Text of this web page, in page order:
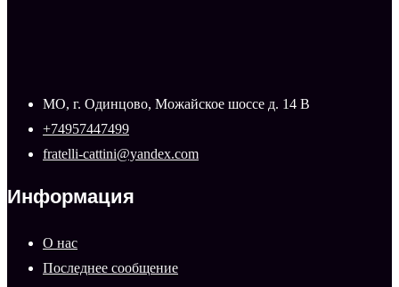
МО, г. Одинцово, Можайское шоссе д. 14 В
+74957447499
fratelli-cattini@yandex.com
Информация
О нас
Последнее сообщение